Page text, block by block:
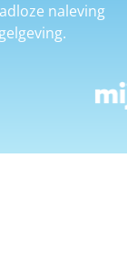
naleving